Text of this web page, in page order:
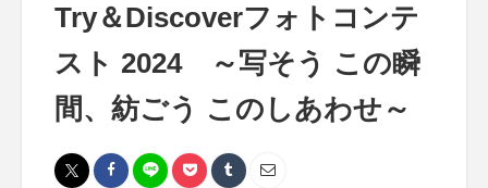
Try＆Discoverフォトコンテ
スト 2024 ～写そう この瞬
間、紡ごう このしあわせ～